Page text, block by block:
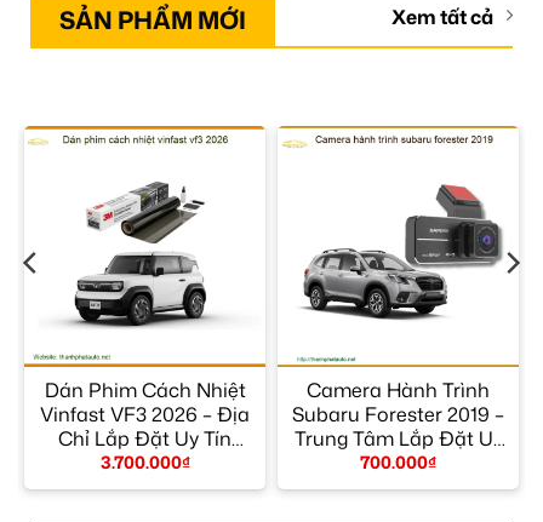
SẢN PHẨM MỚI Xem tất cả
Dán Phim Cách Nhiệt
Vinfast VF3 2026 – Địa
Chỉ Lắp Đặt Uy Tín
TPHCM
3.700.000₫
Camera Hành Trình
Subaru Forester 2019 –
Trung Tâm Lắp Đặt Uy
Tín TPHCM
700.000₫